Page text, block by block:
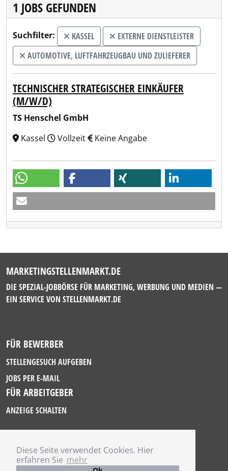
Diese Seite verwendet Cookies. Hier
erfahren Sie mehr
1 JOBS GEFUNDEN
Suchfilter: KASSEL
EXTERNE DIENSTLEISTER
AUTOMOTIVE, LUFTFAHRZEUGBAU UND ZULIEFERER
TECHNISCHER STRATEGISCHER EINKÄUFER
(M/W/D)
TS Henschel GmbH
Kassel
Vollzeit Keine Angabe
MARKETINGSTELLENMARKT.DE
DIE SPEZIAL-JOBBÖRSE FÜR MARKETING, WERBUNG UND MEDIEN —
EIN SERVICE VON STELLENMARKT.DE
FÜR BEWERBER
STELLENGESUCH AUFGEBEN
JOBS PER E-MAIL
FÜR ARBEITGEBER
ANZEIGE SCHALTEN
IMPRESSUM
DATENSCHUTZ